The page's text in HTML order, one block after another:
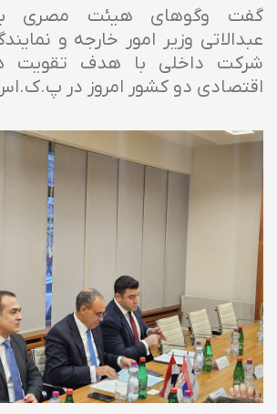
گفت وگوهای هیئت مصری
شرکت داخلی با هدف تقویت
اقتصادی دو کشور امروز در